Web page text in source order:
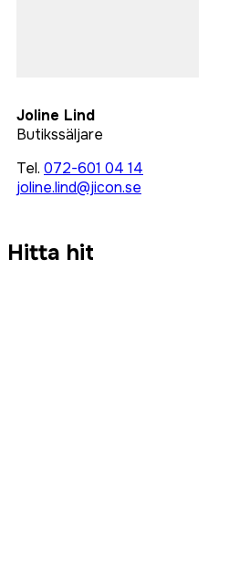
Joline Lind
Butikssäljare
Tel. 072-601 04 14
joline.lind@jicon.se
Hitta hit